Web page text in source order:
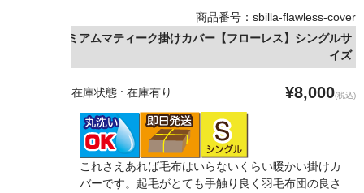
商品番号：sbilla-flawless-cover
シビラプレミアムマティーク掛けカバー【フローレス】シングルサ
イズ
在庫状態 : 在庫有り ¥8,000(税込)
これさえあれば毛布はいらないくらい暖かい掛けカ
バーです。起毛がとても手触り良く羽毛布団の良さ